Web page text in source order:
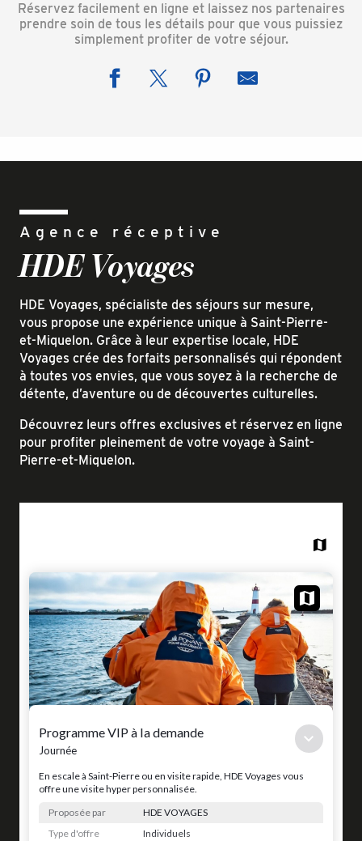
Réservez facilement en ligne et laissez nos partenaires
prendre soin de tous les détails pour que vous puissiez
simplement profiter de votre séjour.
Agence réceptive
HDE Voyages
HDE Voyages, spécialiste des séjours sur mesure,
vous propose une expérience unique à Saint-Pierre-
et-Miquelon. Grâce à leur expertise locale, HDE
Voyages crée des forfaits personnalisés qui répondent
à toutes vos envies, que vous soyez à la recherche de
détente, d’aventure ou de découvertes culturelles.
Découvrez leurs offres exclusives et réservez en ligne
pour profiter pleinement de votre voyage à Saint-
Pierre-et-Miquelon.